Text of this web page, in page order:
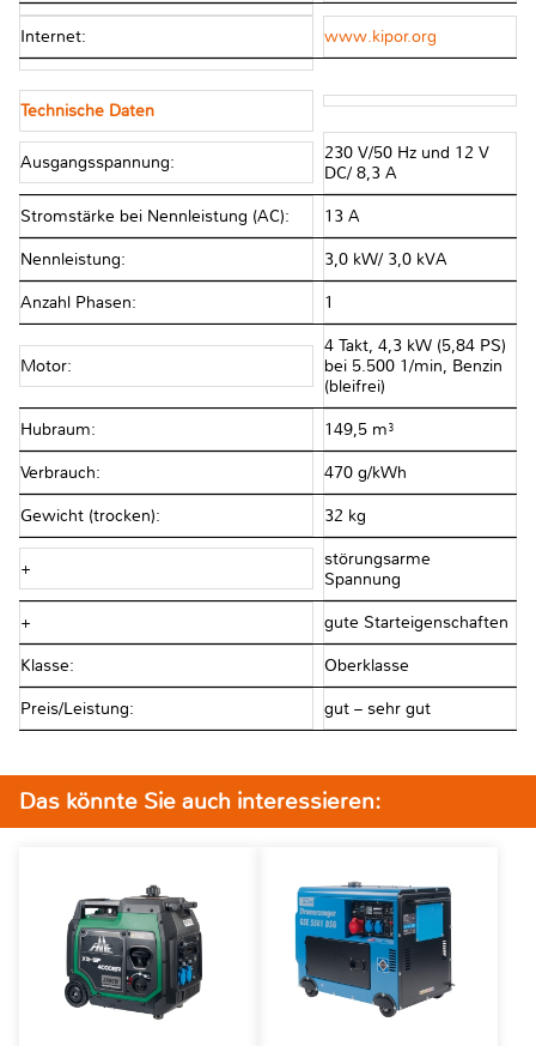
Internet: www.kipor.org
Technische Daten
Ausgangsspannung:
230 V/50 Hz und 12 V
DC/ 8,3 A
Stromstärke bei Nennleistung (AC): 13 A
Nennleistung: 3,0 kW/ 3,0 kVA
Anzahl Phasen: 1
Motor:
4 Takt, 4,3 kW (5,84 PS)
bei 5.500 1/min, Benzin
(bleifrei)
Hubraum: 149,5 m³
Verbrauch: 470 g/kWh
Gewicht (trocken): 32 kg
+
störungsarme
Spannung
+ gute Starteigenschaften
Klasse: Oberklasse
Preis/Leistung: gut – sehr gut
Das könnte Sie auch interessieren: